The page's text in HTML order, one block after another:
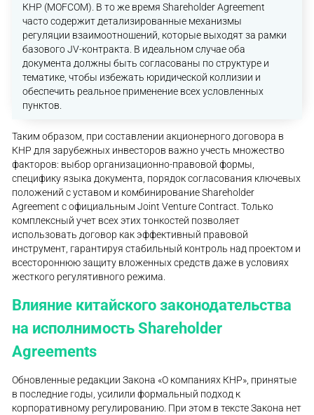
КНР (MOFCOM). В то же время Shareholder Agreement
часто содержит детализированные механизмы
регуляции взаимоотношений, которые выходят за рамки
базового JV-контракта. В идеальном случае оба
документа должны быть согласованы по структуре и
тематике, чтобы избежать юридической коллизии и
обеспечить реальное применение всех условленных
пунктов.
Таким образом, при составлении акционерного договора в
КНР для зарубежных инвесторов важно учесть множество
факторов: выбор организационно-правовой формы,
специфику языка документа, порядок согласования ключевых
положений с уставом и комбинирование Shareholder
Agreement с официальным Joint Venture Contract. Только
комплексный учет всех этих тонкостей позволяет
использовать договор как эффективный правовой
инструмент, гарантируя стабильный контроль над проектом и
всестороннюю защиту вложенных средств даже в условиях
жесткого регулятивного режима.
Влияние китайского законодательства
на исполнимость Shareholder
Agreements
Обновленные редакции Закона «О компаниях КНР», принятые
в последние годы, усилили формальный подход к
корпоративному регулированию. При этом в тексте Закона нет